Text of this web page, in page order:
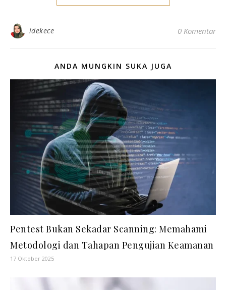
idekece 0 Komentar
ANDA MUNGKIN SUKA JUGA
Pentest Bukan Sekadar Scanning: Memahami
Metodologi dan Tahapan Pengujian Keamanan
17 Oktober 2025